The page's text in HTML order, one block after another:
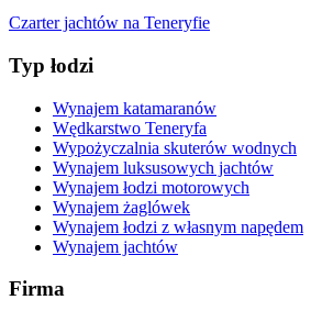
Czarter jachtów na Teneryfie
Typ łodzi
Wynajem katamaranów
Wędkarstwo Teneryfa
Wypożyczalnia skuterów wodnych
Wynajem luksusowych jachtów
Wynajem łodzi motorowych
Wynajem żaglówek
Wynajem łodzi z własnym napędem
Wynajem jachtów
Firma